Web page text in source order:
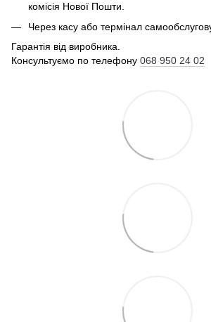
комісія Нової Пошти.
Через касу або термінал
Гарантія від виробника.
Консультуємо по телефону 068 950 24 02